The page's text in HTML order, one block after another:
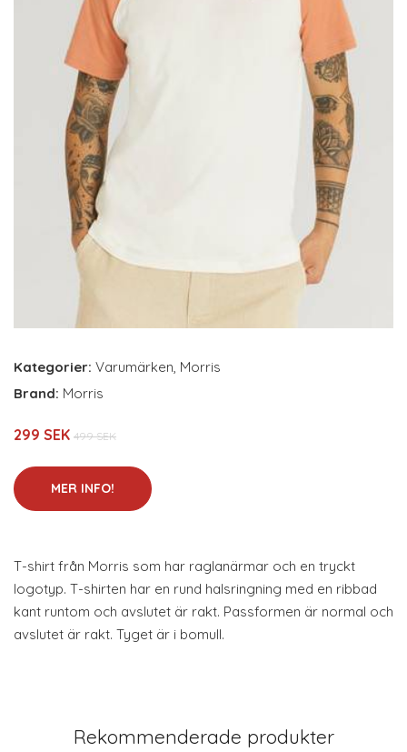
Kategorier: Varumärken Morris
Brand: Morris
299 SEK 499 SEK
MER INFO!
T-shirt från Morris som har raglanärmar och en tryckt
logotyp. T-shirten har en rund halsringning med en ribbad
kant runtom och avslutet är rakt. Passformen är normal och
avslutet är rakt. Tyget är i bomull.
Rekommenderade produkter